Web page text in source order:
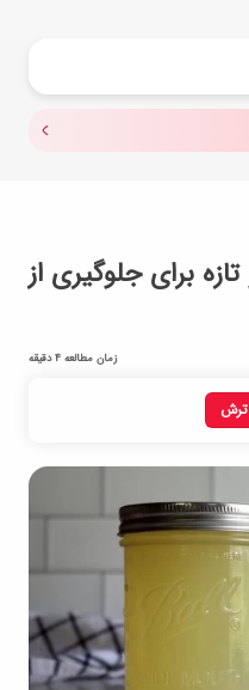
ترش
برای جلوگیری از
زمان مطالعه 4 دقیقه